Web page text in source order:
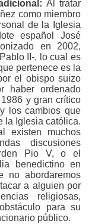
Al tratar
como miembro
de la Iglesia
español José
en 2002,
II-, lo cual es
pertenece es la
el obispo suizo
haber ordenado
y gran crítico
los cambios que
la Iglesia católica.
existen muchos
discusiones
Pio V, o el
benedictino en
no abordaremos
a alguien por
religiosas,
para su
público.